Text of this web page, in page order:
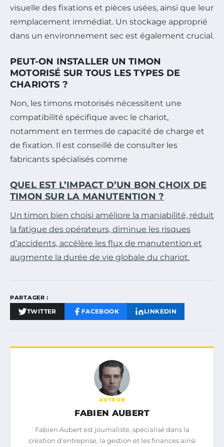
visuelle des fixations et pièces usées, ainsi que leur
remplacement immédiat. Un stockage approprié
dans un environnement sec est également crucial.
PEUT-ON INSTALLER UN TIMON
MOTORISÉ SUR TOUS LES TYPES DE
CHARIOTS ?
Non, les timons motorisés nécessitent une
compatibilité spécifique avec le chariot,
notamment en termes de capacité de charge et
de fixation. Il est conseillé de consulter les
fabricants spécialisés comme
QUEL EST L’IMPACT D’UN BON CHOIX DE
TIMON SUR LA MANUTENTION ?
Un timon bien choisi améliore la maniabilité, réduit
la fatigue des opérateurs, diminue les risques
d’accidents, accélère les flux de manutention et
augmente la durée de vie globale du chariot.
PARTAGER :
TWITTER FACEBOOK LINKEDIN
AUTEUR
FABIEN AUBERT
Fabien Aubert est journaliste, spécialisé dans la
création d’entreprise, la gestion et les finances ainsi